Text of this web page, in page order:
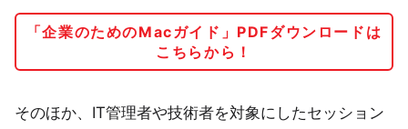
「企業のためのMacガイド」PDFダウンロードは
こちらから！
そのほか、IT管理者や技術者を対象にしたセッション